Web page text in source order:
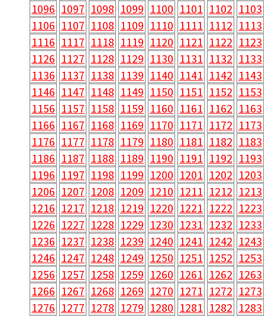
1096 1097 1098 1099 1100 1101 1102 1103
1106 1107 1108 1109 1110 1111 1112 1113
1116 1117 1118 1119 1120 1121 1122 1123
1126 1127 1128 1129 1130 1131 1132 1133
1136 1137 1138 1139 1140 1141 1142 1143
1146 1147 1148 1149 1150 1151 1152 1153
1156 1157 1158 1159 1160 1161 1162 1163
1166 1167 1168 1169 1170 1171 1172 1173
1176 1177 1178 1179 1180 1181 1182 1183
1186 1187 1188 1189 1190 1191 1192 1193
1196 1197 1198 1199 1200 1201 1202 1203
1206 1207 1208 1209 1210 1211 1212 1213
1216 1217 1218 1219 1220 1221 1222 1223
1226 1227 1228 1229 1230 1231 1232 1233
1236 1237 1238 1239 1240 1241 1242 1243
1246 1247 1248 1249 1250 1251 1252 1253
1256 1257 1258 1259 1260 1261 1262 1263
1266 1267 1268 1269 1270 1271 1272 1273
1276 1277 1278 1279 1280 1281 1282 1283